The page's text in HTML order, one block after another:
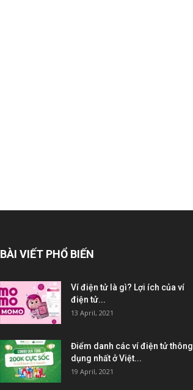
BÀI VIẾT PHỔ BIẾN
Ví điện tử là gì? Lợi ích của ví
điện tử...
13 April, 2021
Điểm danh các ví điện tử thông
dụng nhất ở Việt...
19 April, 2021